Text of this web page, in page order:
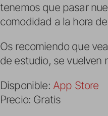
tenemos que pasar
comodidad a la hora
Os recomiendo que
de estudio, se vuelven
Disponible: App Store
Precio: Gratis